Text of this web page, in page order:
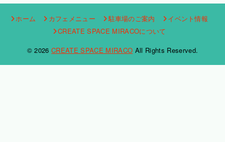
ホーム カフェメニュー 駐車場のご案内
イベント情報
CREATE SPACE MIRACOについて
© 2026CREATE SPACE MIRACO All Rights Reserved.